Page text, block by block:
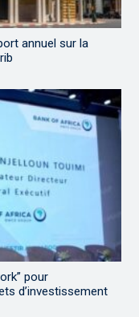
annuel sur la
pour
d’investissement